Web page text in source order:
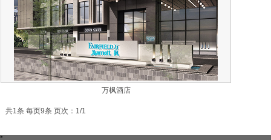
万枫酒店
共1条 每页9条 页次：1/1